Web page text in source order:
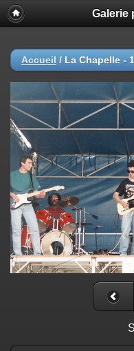
Galerie
Accueil / La Chapelle -